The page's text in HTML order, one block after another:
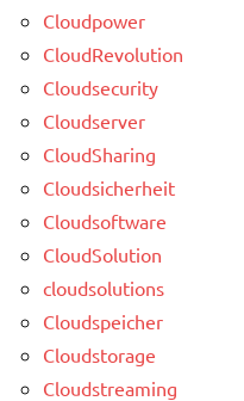
Cloudpower
CloudRevolution
Cloudsecurity
Cloudserver
CloudSharing
Cloudsicherheit
Cloudsoftware
CloudSolution
cloudsolutions
Cloudspeicher
Cloudstorage
Cloudstreaming